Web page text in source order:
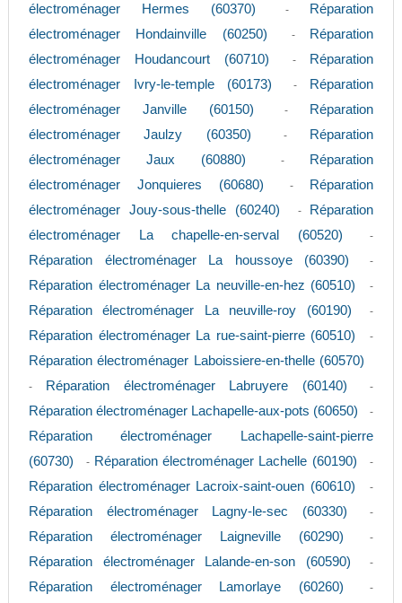
électroménager Hermes (60370)
-
Réparation
électroménager Hondainville (60250)
-
Réparation
électroménager Houdancourt (60710)
-
Réparation
électroménager Ivry-le-temple (60173)
-
Réparation
électroménager Janville (60150)
-
Réparation
électroménager Jaulzy (60350)
-
Réparation
électroménager Jaux (60880)
-
Réparation
électroménager Jonquieres (60680)
-
Réparation
électroménager Jouy-sous-thelle (60240)
-
Réparation
électroménager La chapelle-en-serval (60520)
-
Réparation électroménager La houssoye (60390) -
Réparation électroménager La neuville-en-hez (60510) -
Réparation électroménager La neuville-roy (60190) -
Réparation électroménager La rue-saint-pierre (60510) -
Réparation électroménager Laboissiere-en-thelle (60570)
- Réparation électroménager Labruyere (60140) -
Réparation électroménager Lachapelle-aux-pots (60650) -
Réparation électroménager Lachapelle-saint-pierre
(60730)
- Réparation électroménager Lachelle (60190) -
Réparation électroménager Lacroix-saint-ouen (60610) -
Réparation électroménager Lagny-le-sec (60330) -
Réparation électroménager Laigneville (60290) -
Réparation électroménager Lalande-en-son (60590) -
Réparation électroménager Lamorlaye (60260) -